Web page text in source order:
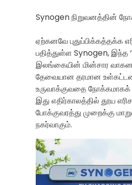
Synogen நிறுவனத்தின்
ஏற்கனவே புதுப்பிக்கத்தக்க
பதித்துள்ள Synogen, இந்த
இலங்கையின் மின்சார
தேவையான தரமான
உருவாக்குவதை
இது எதிர்காலத்தில் தூய
போக்குவரத்து முறைக்கு
நகர்வாகும்.